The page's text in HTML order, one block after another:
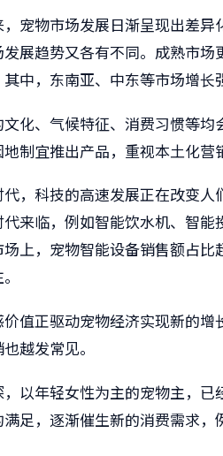
宠物市场发展日渐呈现出差
展趋势又各有不同。成熟市
中，东南亚、中东等市场增长
化、气候特征、消费习惯等
制宜推出产品，重视本土化营
，科技的高速发展正在改变
来临，例如智能饮水机、智
上，宠物智能设备销售额占
值正驱动宠物经济实现新的
越发常见。
以年轻女性为主的宠物主，已
足，逐渐催生新的消费需求